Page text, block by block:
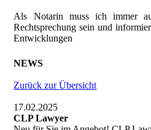
Als Notarin muss ich immer
Rechtsprechung sein und
Entwicklungen
NEWS
Zurück zur Übersicht
17.02.2025
CLP Lawyer